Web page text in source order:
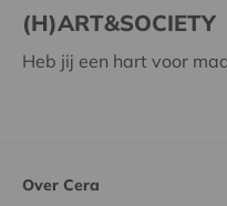
(H)ART&SOCIETY
Heb jij een hart voor
Over Cera